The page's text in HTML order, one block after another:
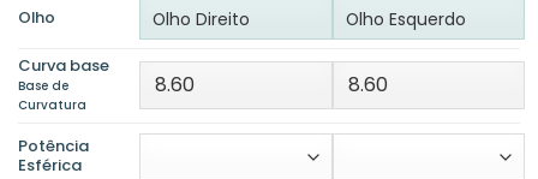
Olho Olho Esquerdo
Olho Direito
Curva base
Base de
Curvatura
Potência
Esférica